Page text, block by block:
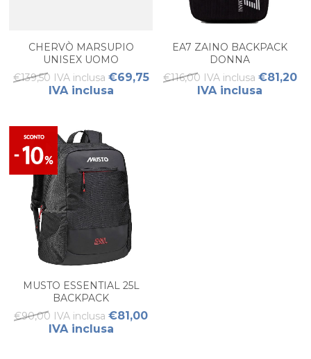
CHERVÒ MARSUPIO
UNISEX UOMO
€139,50 IVA inclusa €69,75
IVA inclusa
EA7 ZAINO BACKPACK
DONNA
€116,00 IVA inclusa €81,20
IVA inclusa
MUSTO ESSENTIAL 25L
BACKPACK
€90,00 IVA inclusa €81,00
IVA inclusa